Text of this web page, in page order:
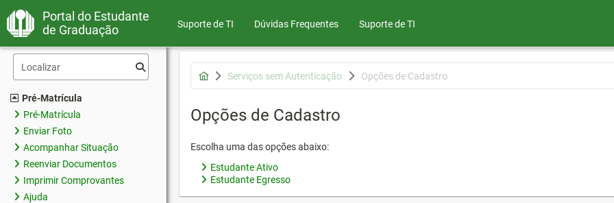
Portal do Estudante
de Graduação
Suporte de TI Dúvidas Frequentes Suporte de TI
Pré-Matrícula
Pré-Matrícula
Enviar Foto
Acompanhar Situação
Reenviar Documentos
Imprimir Comprovantes
Ajuda
Serviços sem Autenticação Opções de Cadastro
Opções de Cadastro
Escolha uma das opções abaixo:
Estudante Ativo
Estudante Egresso